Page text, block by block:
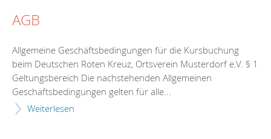
AGB
Allgemeine Geschäftsbedingungen für die Kursbuchung
beim Deutschen Roten Kreuz, Ortsverein Musterdorf e.V. § 1
Geltungsbereich Die nachstehenden Allgemeinen
Geschäftsbedingungen gelten für alle...
Weiterlesen